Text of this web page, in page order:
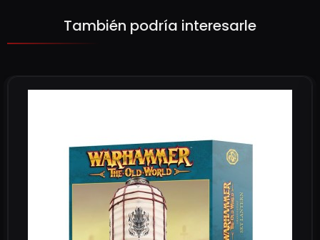
También podría interesarle